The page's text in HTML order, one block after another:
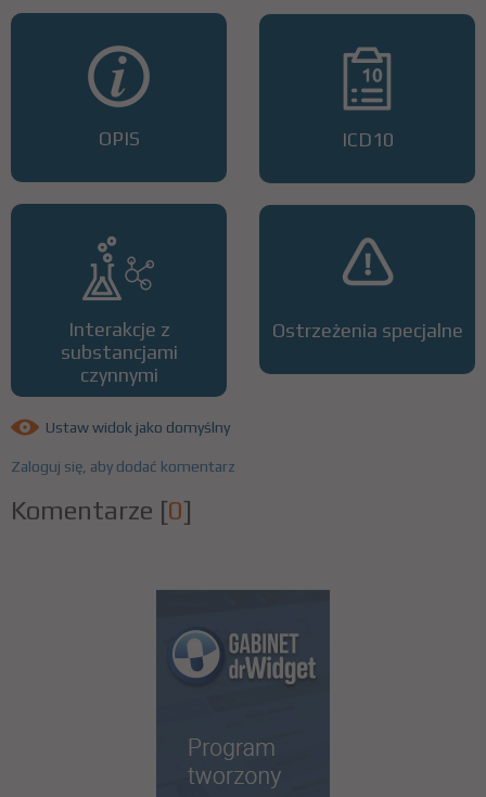
OPIS
Interakcje z
substancjami
czynnymi
ICD10
Ostrzeżenia specjalne
Ustaw widok jako domyślny
Zaloguj się, aby dodać komentarz
Komentarze [0]